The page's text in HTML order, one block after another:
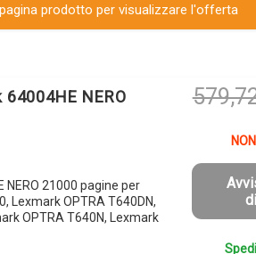
prodotto per visualizzare l'offerta
NERO
NERO 21000 pagine per
Lexmark OPTRA T640DN,
OPTRA T640N, Lexmark